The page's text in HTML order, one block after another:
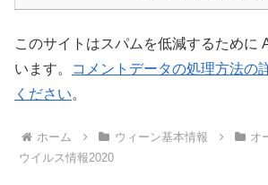
このサイトはスパムを低減するために
います。
コメントデータの処理方法の
ください。
ホーム ウィーン基本情報
オ
ウイルス情報2020